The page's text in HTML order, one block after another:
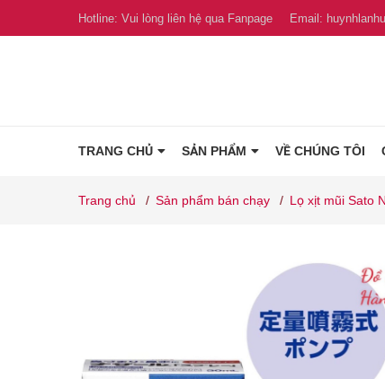
Hotline: Vui lòng liên hệ qua Fanpage Email:
TRANG CHỦ SẢN PHẨM VỀ CHÚNG TÔI
Trang chủ / Sản phẩm bán chạy / Lọ xịt mũi Sato